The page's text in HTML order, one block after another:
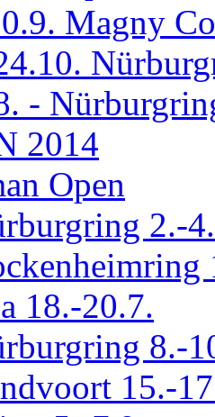
Magny
-
2014
Open
2.-
18.-20.7.
8.-
15.-